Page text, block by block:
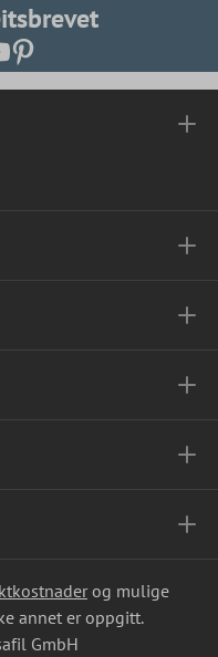
og mulige
annet er oppgitt.
GmbH